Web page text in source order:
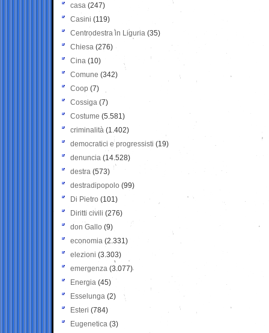
casa (247)
Casini (119)
Centrodestra in Liguria (35)
Chiesa (276)
Cina (10)
Comune (342)
Coop (7)
Cossiga (7)
Costume (5.581)
criminalità (1.402)
democratici e progressisti (19)
denuncia (14.528)
destra (573)
destradipopolo (99)
Di Pietro (101)
Diritti civili (276)
don Gallo (9)
economia (2.331)
elezioni (3.303)
emergenza (3.077)
Energia (45)
Esselunga (2)
Esteri (784)
Eugenetica (3)